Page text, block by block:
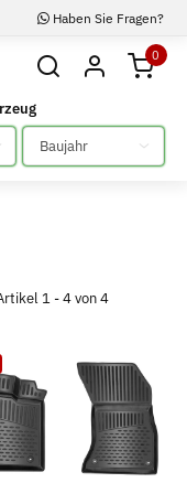
Haben Sie Fragen?
0
Bitte auswählen
1 - 4 von 4